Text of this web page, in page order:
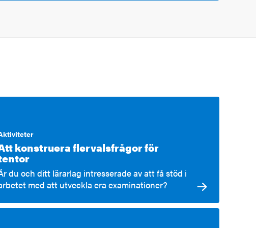
konstruera flervalsfrågor för
du och ditt lärarlag intresserade av att få stöd i
med att utveckla era examinationer?